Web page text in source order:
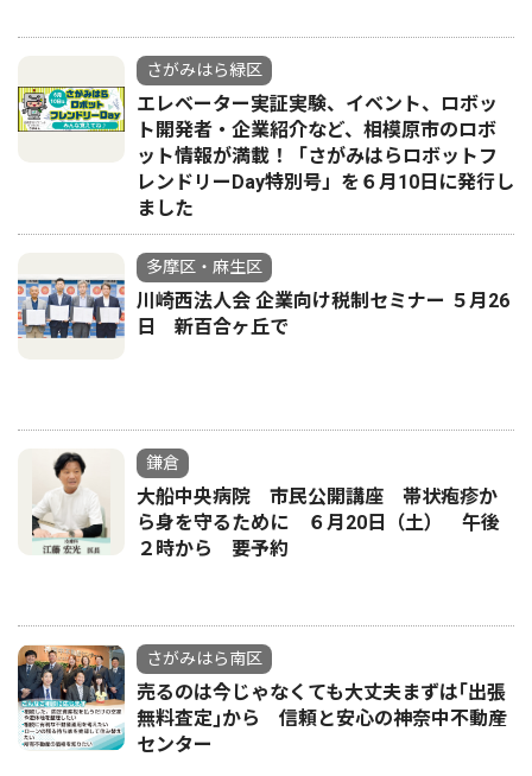
さがみはら緑区
エレベーター実証実験、イベント、ロボッ
ト開発者・企業紹介など、相模原市のロボ
ット情報が満載！「さがみはらロボットフ
レンドリーDay特別号」を６月10日に発行し
ました
多摩区・麻生区
川崎西法人会 企業向け税制セミナー ５月26
日 新百合ヶ丘で
鎌倉
大船中央病院 市民公開講座 帯状疱疹か
ら身を守るために ６月20日（土） 午後
２時から 要予約
さがみはら南区
売るのは今じゃなくても大丈夫まずは｢出張
無料査定｣から 信頼と安心の神奈中不動産
センター